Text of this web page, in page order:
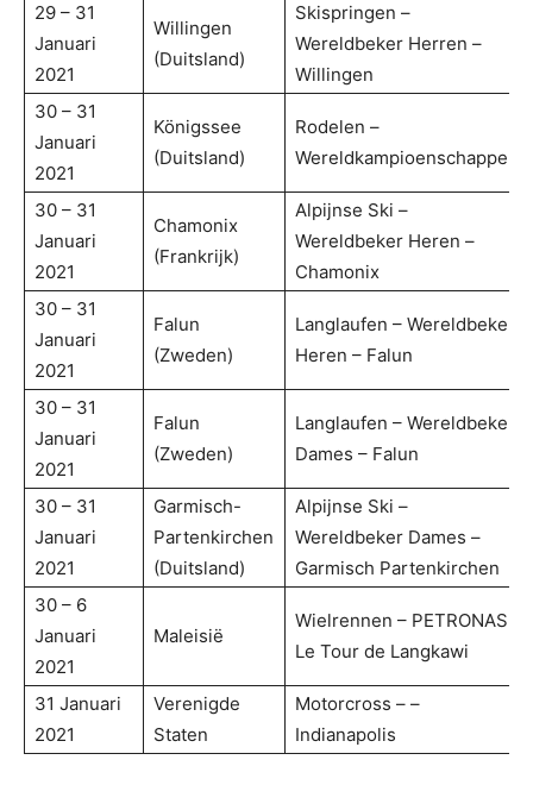
29 – 31
Januari
2021
Willingen
(Duitsland)
Skispringen –
Wereldbeker Herren –
Willingen
30 – 31
Januari
2021
Königssee
(Duitsland)
Rodelen –
Wereldkampioenschappen
30 – 31
Januari
2021
Chamonix
(Frankrijk)
Alpijnse Ski –
Wereldbeker Heren –
Chamonix
30 – 31
Januari
2021
Falun
(Zweden)
Langlaufen – Wereldbeker
Heren – Falun
30 – 31
Januari
2021
Falun
(Zweden)
Langlaufen – Wereldbeker
Dames – Falun
30 – 31
Januari
2021
Garmisch-
Partenkirchen
(Duitsland)
Alpijnse Ski –
Wereldbeker Dames –
Garmisch Partenkirchen
30 – 6
Januari
2021
Maleisië
Wielrennen – PETRONAS
Le Tour de Langkawi
31 Januari
2021
Verenigde
Staten
Motorcross – –
Indianapolis